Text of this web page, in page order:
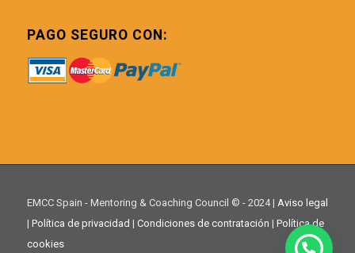
PAGO SEGURO CON:
EMCC Spain - Mentoring & Coaching Council © - 2024 | Aviso legal
| Política de privacidad | Condiciones de contratación | Política de
cookies